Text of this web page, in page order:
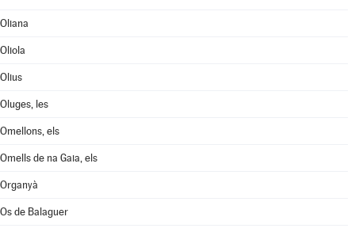
Oliana
Oliola
Olius
Oluges, les
Omellons, els
Omells de na Gaia, els
Organyà
Os de Balaguer